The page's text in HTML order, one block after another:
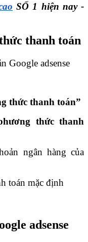
SỐ 1 hiện nay -
thanh toán
Google adsense
thức thanh toán”
thức thanh
ngân hàng của
toán mặc định
adsense